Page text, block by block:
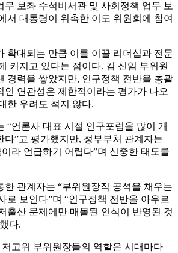
무 보좌 수석비서관 및 사회정책 업무 보
서 대통령이 위촉한 이도 위원회에 참여
확대되는 만큼 이를 이끌 리더십과 전문
커지고 있다는 점이다. 김 신임 부위원
경력을 쌓았지만, 인구정책 전반을 총괄
인 연관성은 제한적이라는 평가가 나오
한 우려도 적지 않다.
“언론사 대표 시절 인구포럼을 많이 개
다”고 평가했지만, 정부부처 관계자는
라 언급하기 어렵다”며 신중한 태도를
한 관계자는 “부위원장직 공석을 채우는
로 보인다”며 “인구정책 전반을 아우르
출산 문제에만 매몰된 인식이 반영된 것
다.
고위 부위원장들의 역할은 시대마다